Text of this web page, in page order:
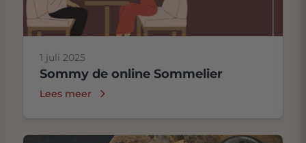
1 juli 2025
Sommy de online Sommelier
Lees meer